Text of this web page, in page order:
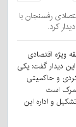
رفسنجان با
کرد.
ویژه اقتصادی
دیدار گفت: یکی
و حاکمیتی
است
و اداره این